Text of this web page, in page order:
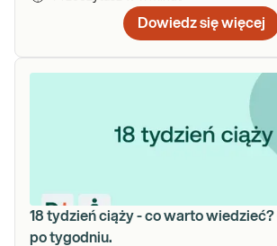
Dowiedz się więcej
18 tydzień ciąży - co warto
po tygodniu.